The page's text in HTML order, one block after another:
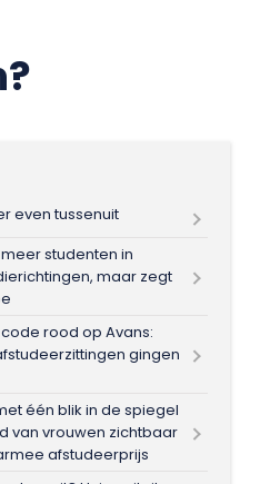
even tussenuit
studenten in
maar zegt
rood op Avans:
gingen
één blik in de spiegel
van vrouwen zichtbaar
afstudeerprijs